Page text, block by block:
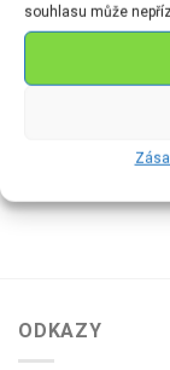
souhlasu může
ODKAZY